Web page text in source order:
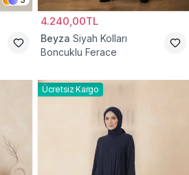
4.240,00TL
Beyza Siyah Kolları
Boncuklu Ferace
Ücretsiz Kargo